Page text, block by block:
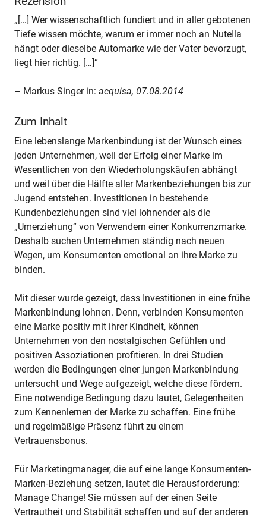
„[…] Wer wissenschaftlich fundiert und in aller gebotenen
Tiefe wissen möchte, warum er immer noch an NuteIla
hängt oder dieselbe Automarke wie der Vater bevorzugt,
liegt hier richtig. […]“
– Markus Singer in: acquisa, 07.08.2014
Zum Inhalt
Eine lebenslange Markenbindung ist der Wunsch eines
jeden Unternehmen, weil der Erfolg einer Marke im
Wesentlichen von den Wiederholungskäufen abhängt
und weil über die Hälfte aller Markenbeziehungen bis zur
Jugend entstehen. Investitionen in bestehende
Kundenbeziehungen sind viel lohnender als die
„Umerziehung“ von Verwendern einer Konkurrenzmarke.
Deshalb suchen Unternehmen ständig nach neuen
Wegen, um Konsumenten emotional an ihre Marke zu
binden.
Mit dieser wurde gezeigt, dass Investitionen in eine frühe
Markenbindung lohnen. Denn, verbinden Konsumenten
eine Marke positiv mit ihrer Kindheit, können
Unternehmen von den nostalgischen Gefühlen und
positiven Assoziationen profitieren. In drei Studien
werden die Bedingungen einer jungen Markenbindung
untersucht und Wege aufgezeigt, welche diese fördern.
Eine notwendige Bedingung dazu lautet, Gelegenheiten
zum Kennenlernen der Marke zu schaffen. Eine frühe
und regelmäßige Präsenz führt zu einem
Vertrauensbonus.
Für Marketingmanager, die auf eine lange Konsumenten-
Marken-Beziehung setzen, lautet die Herausforderung:
Manage Change! Sie müssen auf der einen Seite
Vertrautheit und Stabilität schaffen und auf der anderen